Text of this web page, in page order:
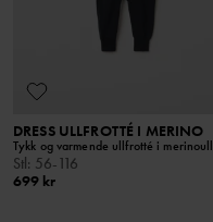
DRESS ULLFROTTÉ I MERINO
Tykk og varmende ullfrotté i merinoull
Stl: 56-116
699 kr